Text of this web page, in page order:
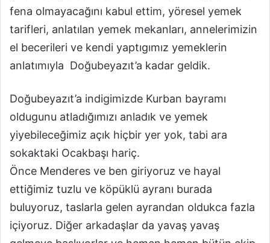
fena olmayacağını kabul ettim, yöresel yemek
tarifleri, anlatılan yemek mekanları, annelerimizin
el becerileri ve kendi yaptıgımız yemeklerin
anlatımıyla Doğubeyazıt’a kadar geldik.
Doğubeyazıt’a indigimizde Kurban bayramı
oldugunu atladığımızı anladık ve yemek
yiyebileceğimiz açık hiçbir yer yok, tabi ara
sokaktaki Ocakbaşı hariç.
Önce Menderes ve ben giriyoruz ve hayal
ettiğimiz tuzlu ve köpüklü ayranı burada
buluyoruz, taslarla gelen ayrandan oldukca fazla
içiyoruz. Diğer arkadaşlar da yavaş yavaş